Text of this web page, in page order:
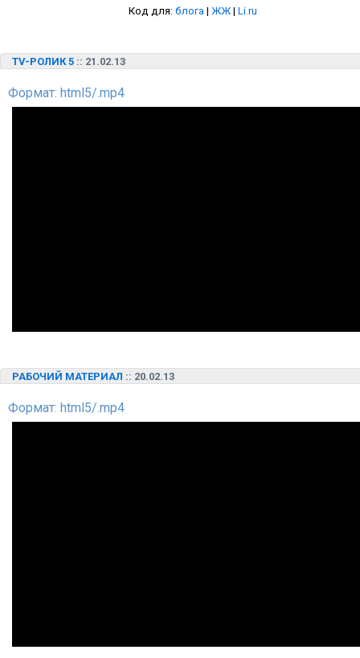
Код для: блога | ЖЖ | Li.ru
TV-РОЛИК 5 :: 21.02.13
Формат: html5/.mp4
РАБОЧИЙ МАТЕРИАЛ :: 20.02.13
Формат: html5/.mp4